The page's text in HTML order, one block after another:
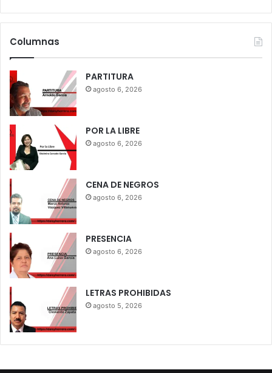
Columnas
PARTITURA
agosto 6, 2026
POR LA LIBRE
agosto 6, 2026
CENA DE NEGROS
agosto 6, 2026
PRESENCIA
agosto 6, 2026
LETRAS PROHIBIDAS
agosto 5, 2026